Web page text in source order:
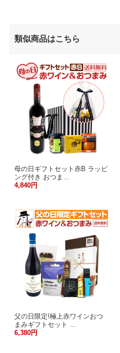
類似商品はこちら
母の日ギフトセット赤B ラッピ
ング付き おつま…
4,840円
父の日限定!極上赤ワインおつ
まみギフトセット …
6,380円